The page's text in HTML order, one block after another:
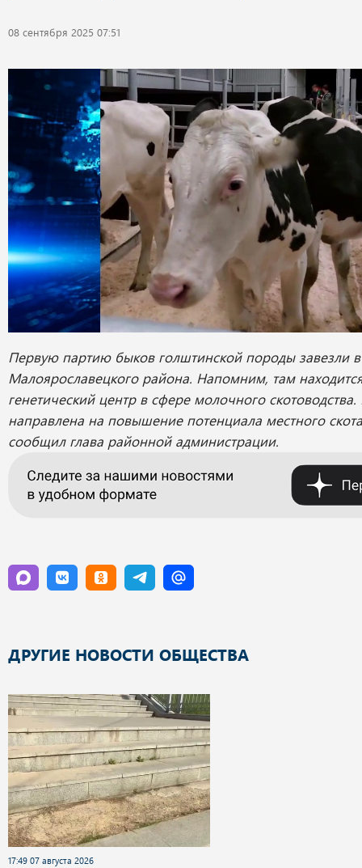
08 сентября 2025 07:51
Первую партию быков голштинской породы завезли
Малоярославецкого района. Напомним, там
генетический центр в сфере молочного скотоводства.
направлена на повышение потенциала местного
сообщил глава районной администрации.
ДРУГИЕ НОВОСТИ ОБЩЕСТВА
17:49 07 августа 2026